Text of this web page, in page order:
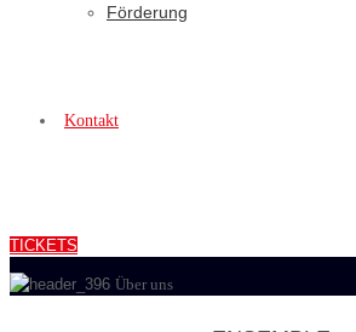
Förderung
Kontakt
TICKETS
Über uns